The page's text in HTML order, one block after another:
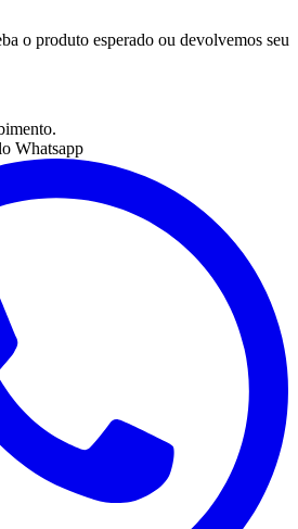
o produto esperado ou devolvemos seu
Whatsapp